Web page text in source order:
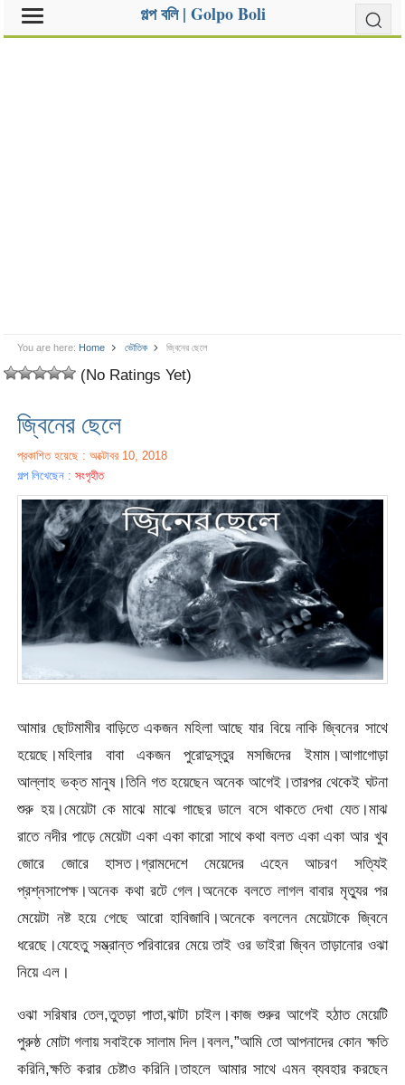
গল্প বলি | Golpo Boli
You are here: Home ভৌতিক জ্বিনের ছেলে
(No Ratings Yet)
জ্বিনের ছেলে
প্রকাশিত হয়েছে : অক্টোবর 10, 2018
গল্প লিখেছেন :সংগৃহীত
আমার ছোটমামীর বাড়িতে একজন মহিলা আছে যার বিয়ে নাকি জ্বিনের সাথে
হয়েছে।মহিলার বাবা একজন পুরোদুস্তুর মসজিদের ইমাম।আগাগোড়া
আল্লাহ ভক্ত মানুষ।তিনি গত হয়েছেন অনেক আগেই।তারপর থেকেই ঘটনা
শুরু হয়।মেয়েটা কে মাঝে মাঝে গাছের ডালে বসে থাকতে দেখা যেত।মাঝ
রাতে নদীর পাড়ে মেয়েটা একা একা কারো সাথে কথা বলত একা একা আর খুব
জোরে জোরে হাসত।গ্রামদেশে মেয়েদের এহেন আচরণ সত্যিই
প্রশ্নসাপেক্ষ।অনেক কথা রটে গেল।অনেকে বলতে লাগল বাবার মৃত্যুর পর
মেয়েটা নষ্ট হয়ে গেছে আরো হাবিজাবি।অনেকে বললেন মেয়েটাকে জ্বিনে
ধরেছে।যেহেতু সম্ভ্রান্ত পরিবারের মেয়ে তাই ওর ভাইরা জ্বিন তাড়ানোর ওঝা
নিয়ে এল।
ওঝা সরিষার তেল,তুতড়া পাতা,ঝাটা চাইল।কাজ শুরুর আগেই হঠাত মেয়েটি
পুরুষ্ঠ মোটা গলায় সবাইকে সালাম দিল।বলল,”আমি তো আপনাদের কোন ক্ষতি
করিনি,ক্ষতি করার চেষ্টাও করিনি।তাহলে আমার সাথে এমন ব্যবহার করছেন